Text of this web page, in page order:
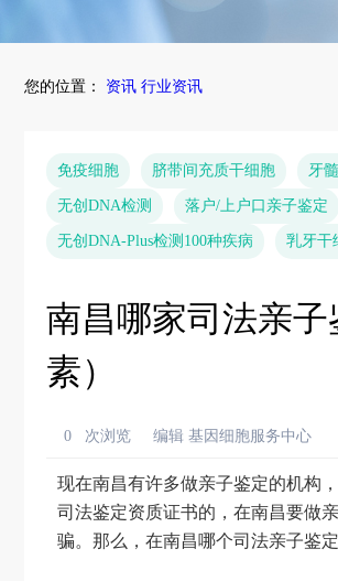
您的位置： 资讯 行业资讯
免疫细胞 脐带间充质干细胞 牙
无创DNA检测 落户/上户口亲子鉴定
无创DNA-Plus检测100种疾病 乳牙干
南昌哪家司法亲
素）
0 次浏览 编辑 基因细胞服务中心
现在南昌有许多做亲子鉴定的机构
司法鉴定资质证书的，在南昌要做
骗。那么，在南昌哪个司法亲子鉴